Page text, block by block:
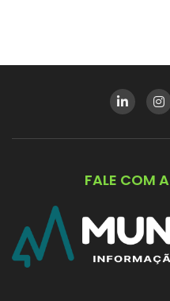
FALE COM